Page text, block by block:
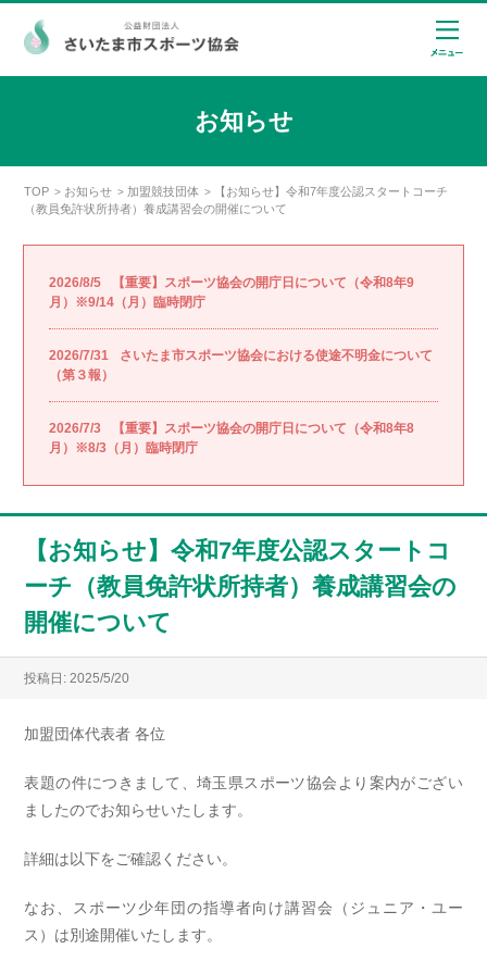
お知らせ
TOP > お知らせ > 加盟競技団体 >
【お知らせ】令和7年度公認スタートコーチ
（教員免許状所持者）養成講習会の開催について
2026/8/5
【重要】スポーツ協会の開庁日について（令和8年9
月）※9/14（月）臨時閉庁
2026/7/31
さいたま市スポーツ協会における使途不明金について
（第３報）
2026/7/3
【重要】スポーツ協会の開庁日について（令和8年8
月）※8/3（月）臨時閉庁
【お知らせ】令和7年度公認スタートコ
ーチ（教員免許状所持者）養成講習会の
開催について
投稿日: 2025/5/20
加盟団体代表者 各位
表題の件につきまして、埼玉県スポーツ協会より案内がござい
ましたのでお知らせいたします。
詳細は以下をご確認ください。
なお、スポーツ少年団の指導者向け講習会（ジュニア・ユー
ス）は別途開催いたします。